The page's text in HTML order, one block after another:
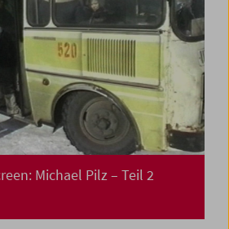
Michael Pilz – Teil 2